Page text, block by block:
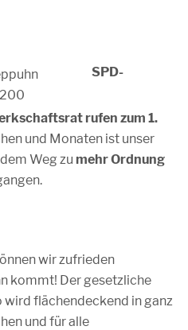
SPD-
rufen zum 1.
und Monaten ist unser
Weg zu mehr Ordnung
wir zufrieden
kommt! Der gesetzliche
flächendeckend in ganz
und für alle